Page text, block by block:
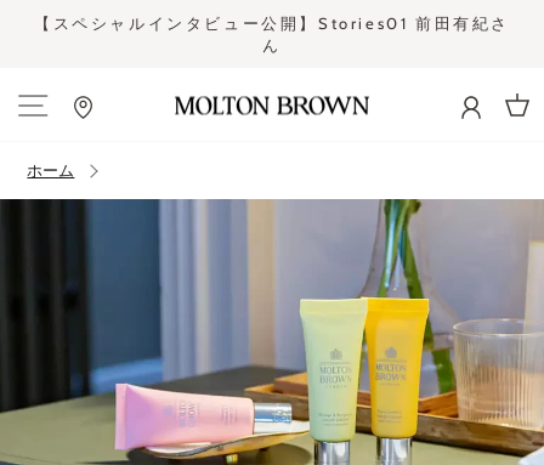
ッ
イ
ー
【スペシャルインタビュー公開】Stories01 前田有紀さ
ん
ホーム